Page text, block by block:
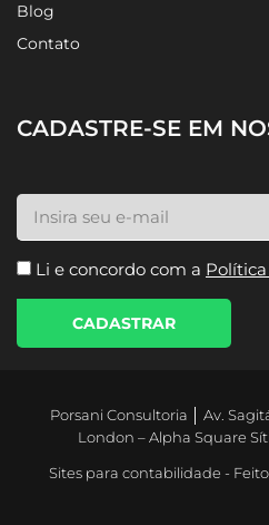
Blog
Contato
CADASTRE-SE EM
Li e concordo com a
CADASTRAR
Porsani Consultoria │ Av.
London – Alpha Square
Sites para contabilidade -